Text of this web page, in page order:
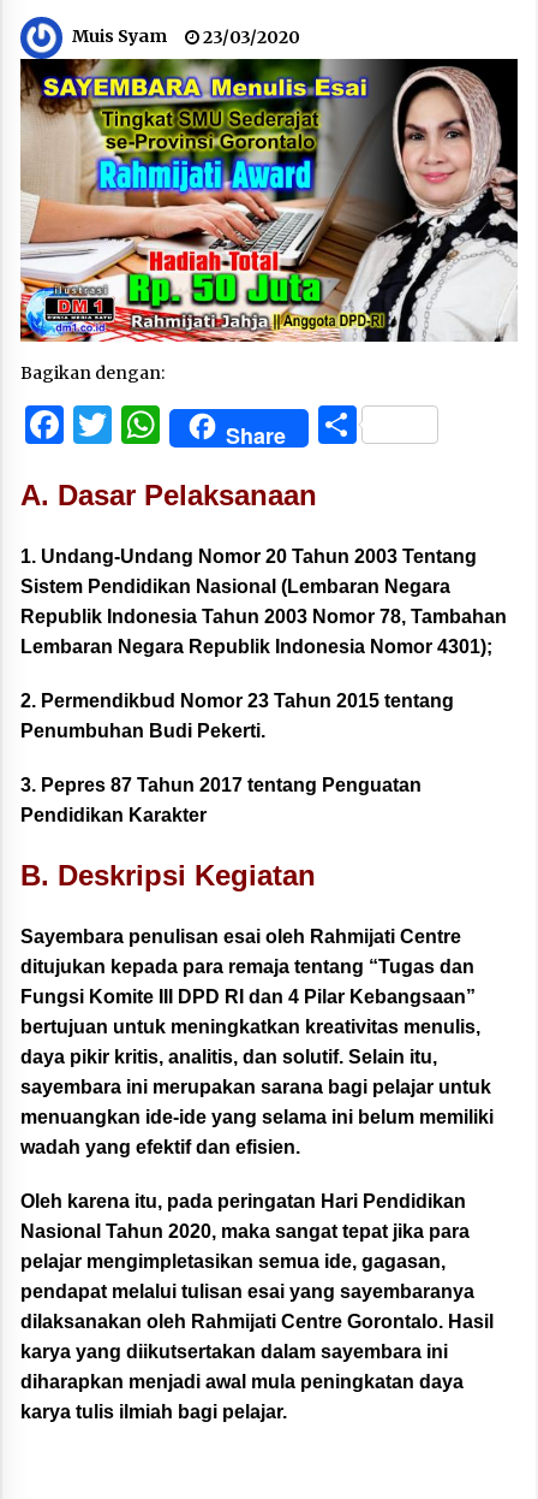
Muis Syam 23/03/2020
Bagikan dengan:
Facebook
Twitter
WhatsApp
Share Share
A. Dasar Pelaksanaan
1. Undang-Undang Nomor 20 Tahun 2003 Tentang
Sistem Pendidikan Nasional (Lembaran Negara
Republik Indonesia Tahun 2003 Nomor 78, Tambahan
Lembaran Negara Republik Indonesia Nomor 4301);
2. Permendikbud Nomor 23 Tahun 2015 tentang
Penumbuhan Budi Pekerti.
3. Pepres 87 Tahun 2017 tentang Penguatan
Pendidikan Karakter
B. Deskripsi Kegiatan
Sayembara penulisan esai oleh Rahmijati Centre
ditujukan kepada para remaja tentang “Tugas dan
Fungsi Komite III DPD RI dan 4 Pilar Kebangsaan”
bertujuan untuk meningkatkan kreativitas menulis,
daya pikir kritis, analitis, dan solutif. Selain itu,
sayembara ini merupakan sarana bagi pelajar untuk
menuangkan ide-ide yang selama ini belum memiliki
wadah yang efektif dan efisien.
Oleh karena itu, pada peringatan Hari Pendidikan
Nasional Tahun 2020, maka sangat tepat jika para
pelajar mengimpletasikan semua ide, gagasan,
pendapat melalui tulisan esai yang sayembaranya
dilaksanakan oleh Rahmijati Centre Gorontalo. Hasil
karya yang diikutsertakan dalam sayembara ini
diharapkan menjadi awal mula peningkatan daya
karya tulis ilmiah bagi pelajar.